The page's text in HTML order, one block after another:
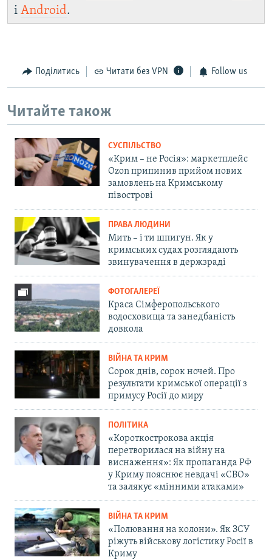
і Android.
Поділитись Читати без VPN Follow us
Читайте також
СУСПІЛЬСТВО
«Крим – не Росія»: маркетплейс
Ozon припинив прийом нових
замовлень на Кримському
півострові
ПРАВА ЛЮДИНИ
Мить – і ти шпигун. Як у
кримських судах розглядають
звинувачення в держзраді
ФОТОГАЛЕРЕЇ
Краса Сімферопольського
водосховища та занедбаність
довкола
ВІЙНА ТА КРИМ
Сорок днів, сорок ночей. Про
результати кримської операції з
примусу Росії до миру
ПОЛІТИКА
«Короткострокова акція
перетворилася на війну на
виснаження»: Як пропаганда РФ
у Криму пояснює невдачі «СВО»
та залякує «мінними атаками»
ВІЙНА ТА КРИМ
«Полювання на колони». Як ЗСУ
ріжуть військову логістику Росії в
Криму